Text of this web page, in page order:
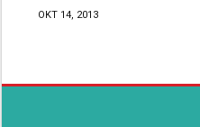
ΟΚΤ 14, 2013